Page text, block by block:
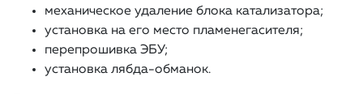
механическое удаление блока катализатора;
установка на его место пламенегасителя;
перепрошивка ЭБУ;
установка лябда-обманок.